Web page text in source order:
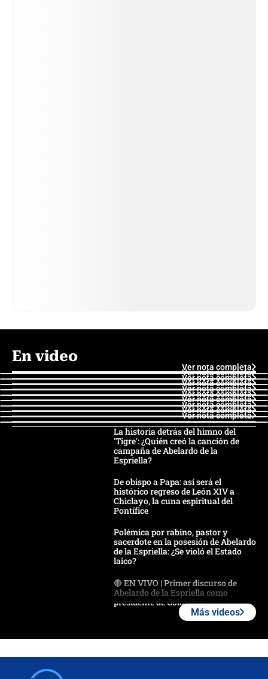
En video
Ver nota completa
Ver nota completa
Ver nota completa
Ver nota completa
Ver nota completa
Ver nota completa
Ver nota completa
Ver nota completa
Ver nota completa
Ver nota completa
La historia detrás del himno del
'Tigre': ¿Quién creó la canción de
campaña de Abelardo de la
Espriella?
De obispo a Papa: así será el
histórico regreso de León XIV a
Chiclayo, la cuna espiritual del
Pontífice
Polémica por rabino, pastor y
sacerdote en la posesión de Abelardo
de la Espriella: ¿Se violó el Estado
laico?
🔴 EN VIVO | Primer discurso de
Abelardo de la Espriella como
presidente de Colombia
Espriella en Cali inicia la
Más videos